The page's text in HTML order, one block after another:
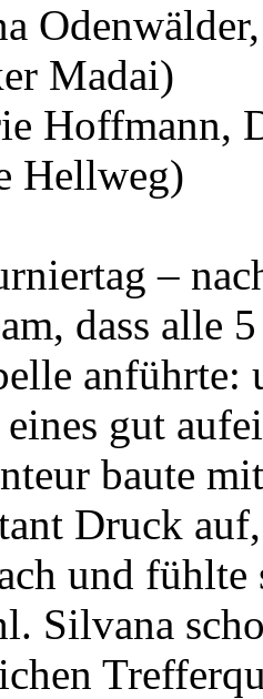
Madai)
Hoffmann,
Hellweg)
–
dass alle
anführte:
gut
baute
Druck
und
Silvana